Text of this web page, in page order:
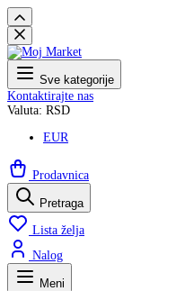
Sve kategorije
Kontaktirajte nas
Valuta: RSD
EUR
Prodavnica
Pretraga
Lista želja
Nalog
Meni